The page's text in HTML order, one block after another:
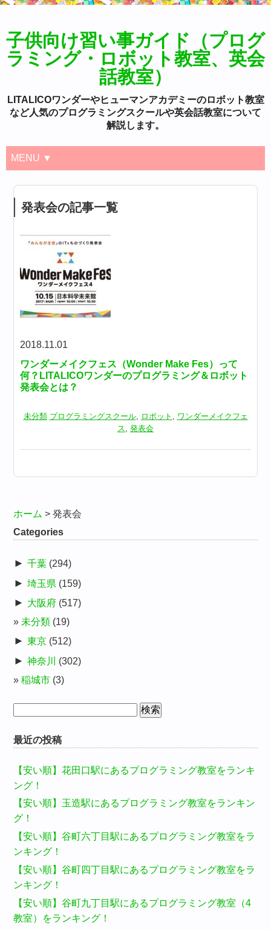
子供向け習い事ガイド（プログ
ラミング・ロボット教室、英会
話教室）
LITALICOワンダーやヒューマンアカデミーのロボット教室
など人気のプログラミングスクールや英会話教室について
解説します。
MENU ▼
発表会の記事一覧
2018.11.01
ワンダーメイクフェス（Wonder Make Fes）って
何？LITALICOワンダーのプログラミング＆ロボット
発表会とは？
未分類 プログラミングスクール, ロボット , ワンダーメイクフェ
ス, 発表会
ホーム >発表会
Categories
► 千葉 (294)
► 埼玉県 (159)
► 大阪府 (517)
未分類 (19)
► 東京 (512)
► 神奈川
(302)
稲城市 (3)
最近の投稿
【安い順】花田口駅にあるプログラミング教室をランキ
ング！
【安い順】玉造駅にあるプログラミング教室をランキン
グ！
【安い順】谷町六丁目駅にあるプログラミング教室をラ
ンキング！
【安い順】谷町四丁目駅にあるプログラミング教室をラ
ンキング！
【安い順】谷町九丁目駅にあるプログラミング教室（4
教室）をランキング！